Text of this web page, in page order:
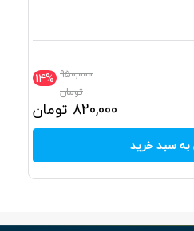
14% 950,000
تومان
820,000 تومان
به سبد خرید